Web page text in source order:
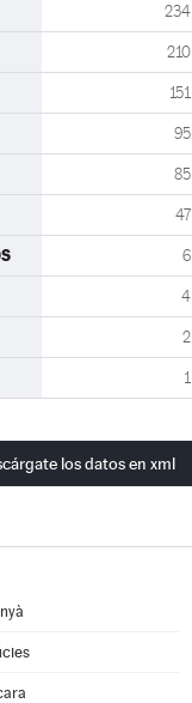
234
210
151
95
85
47
6
4
2
1
los datos en xml